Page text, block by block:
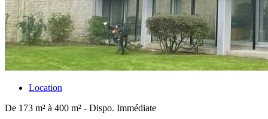
Location
De 173 m² à 400 m² - Dispo. Immédiate